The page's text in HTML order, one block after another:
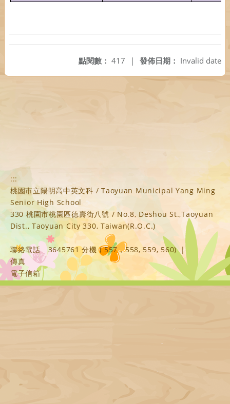
發佈日期： Invalid date
點閱數： 417 |
:::
桃園市立陽明高中英文科 / Taoyuan Municipal Yang Ming
Senior High School
330 桃園市桃園區德壽街八號 / No.8, Deshou St.,Taoyuan
Dist., Taoyuan City 330, Taiwan(R.O.C.)
聯絡電話 3645761 分機 ( 557，558, 559, 560) |
傳真
電子信箱